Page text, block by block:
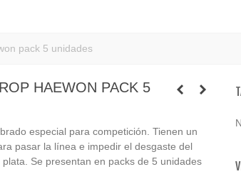
pack 5 unidades
HAEWON PACK 5
especial para competición. Tienen un
pasar la línea e impedir el desgaste del
Se presentan en packs de 5 unidades